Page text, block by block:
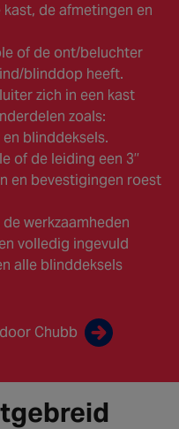
de afmetingen en
of de ont/beluchter
blinddop heeft.
zich in een kast
zoals:
blinddeksels.
of de leiding een 3’’
en bevestigingen roest
werkzaamheden
volledig ingevuld
alle blinddeksels
Chubb